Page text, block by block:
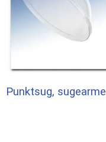
Punktsug, sugearme